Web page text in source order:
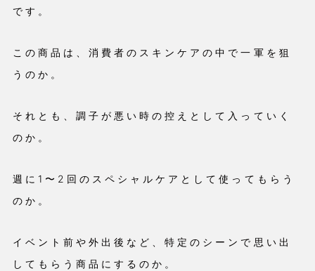
です。
この商品は、消費者のスキンケアの中で一軍を狙
うのか。
それとも、調子が悪い時の控えとして入っていく
のか。
週に1〜2回のスペシャルケアとして使ってもらう
のか。
イベント前や外出後など、特定のシーンで思い出
してもらう商品にするのか。